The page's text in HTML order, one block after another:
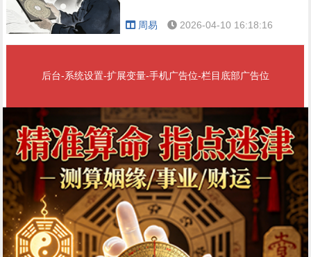
周易 2026-04-10 16:18:16
后台-系统设置-扩展变量-手机广告位-栏目底部广告位